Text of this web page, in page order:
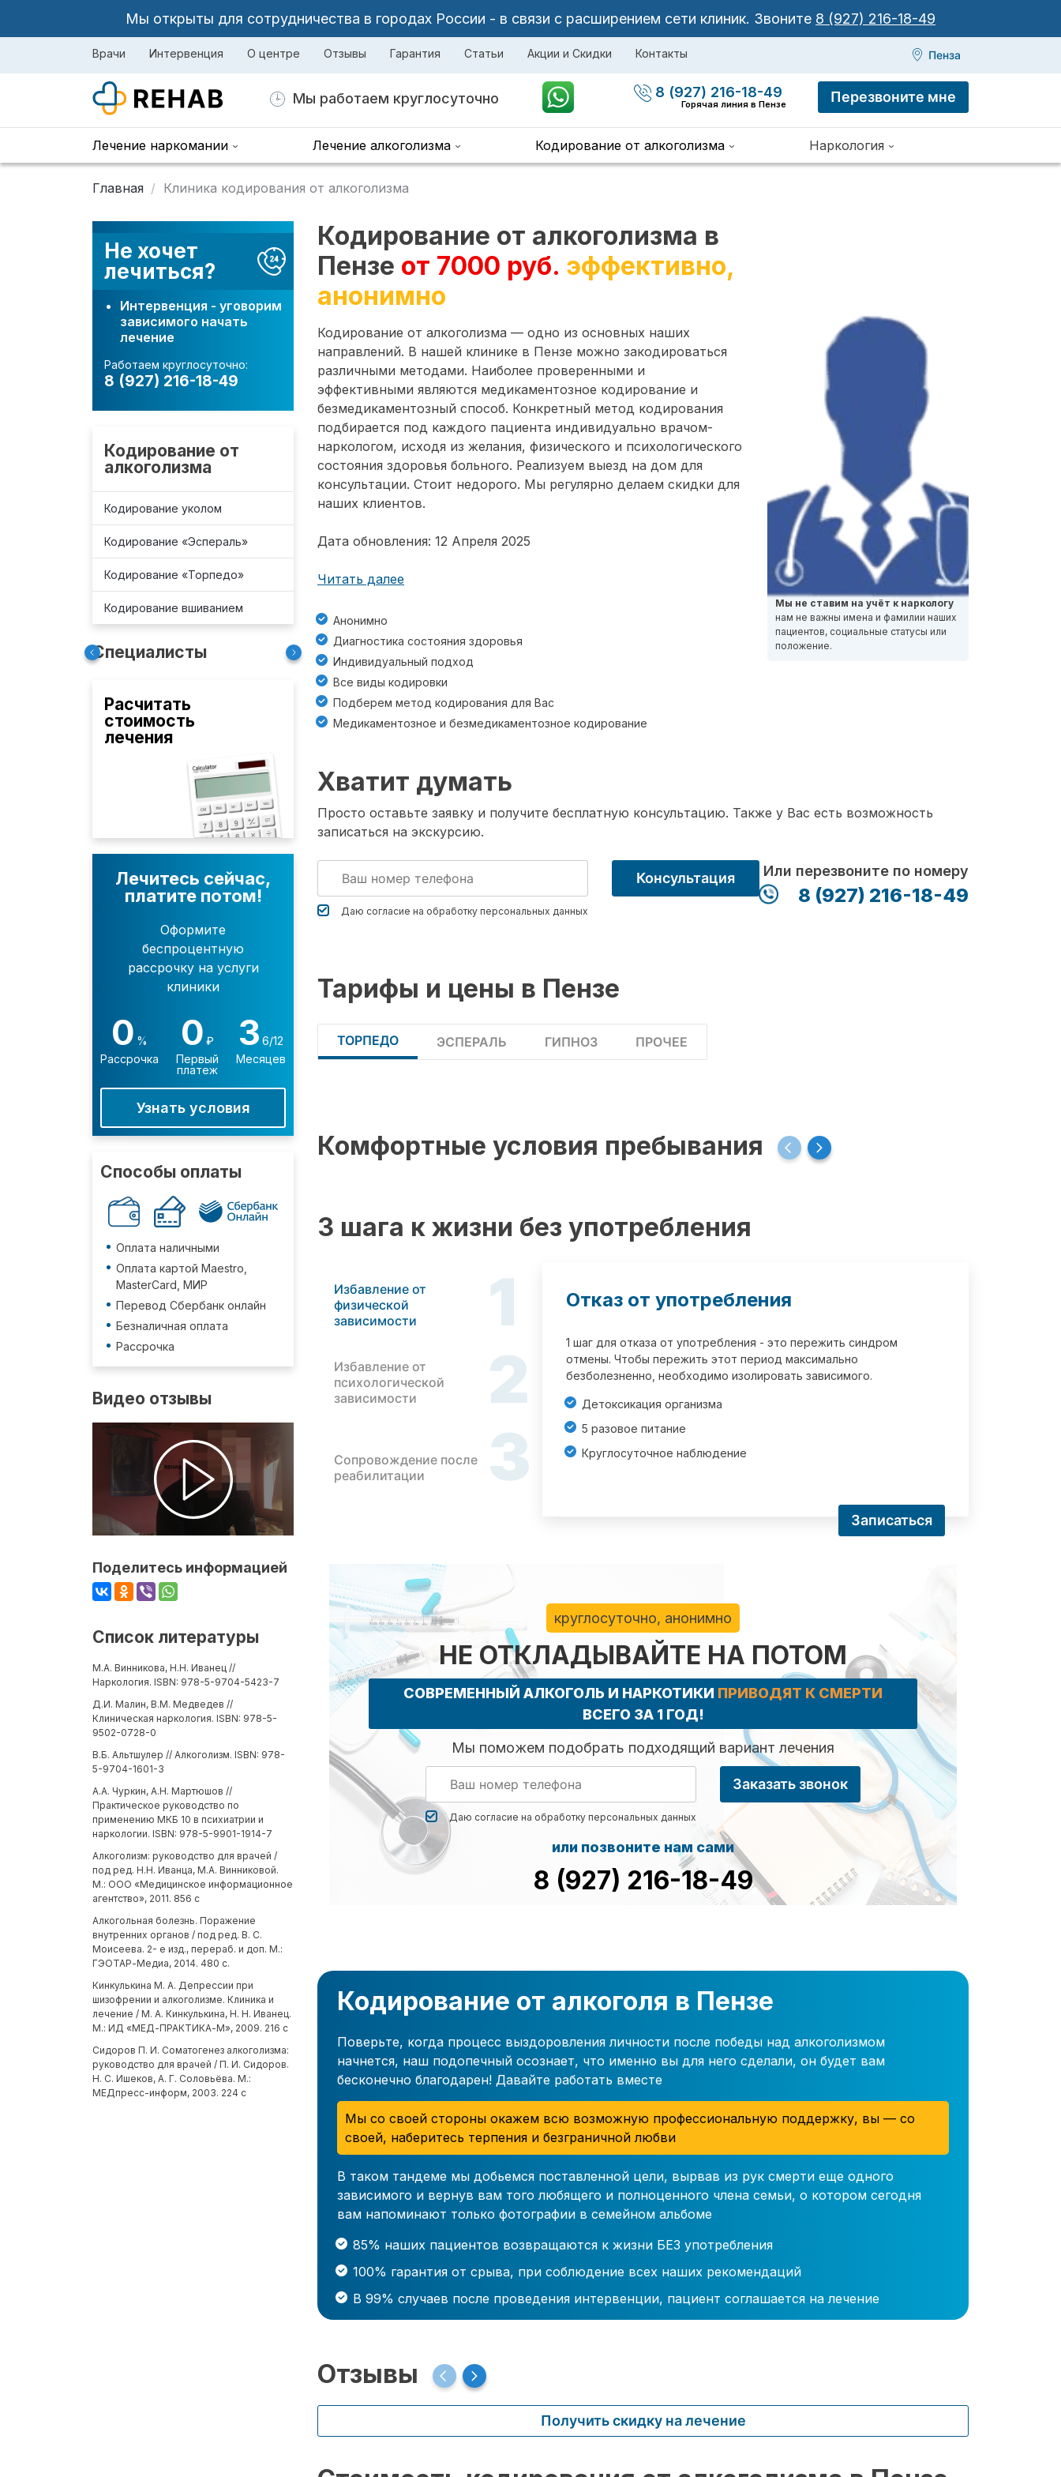
Мы открыты для сотрудничества в городах России - в связи с расширением сети клиник. Звоните 8 (927) 216-18-49
Врачи Интервенция О центре Отзывы Гарантия Статьи Акции и Скидки Контакты Пенза
Мы работаем круглосуточно 8 (927) 216-18-49
Горячая линия в Пензе Перезвоните мне
Лечение наркомании Лечение алкоголизма Кодирование от алкоголизма Наркология
Главная Клиника кодирования от алкоголизма
Не хочет
лечиться?
Интервенция - уговорим
зависимого начать
лечение
Работаем круглосуточно:
8 (927) 216-18-49
Кодирование от
алкоголизма
Кодирование уколом
Кодирование «Эспераль»
Кодирование «Торпедо»
Кодирование вшиванием
Специалисты
Расчитать
стоимость
лечения
Лечитесь сейчас,
платите потом!
Оформите
беспроцентную
рассрочку на услуги
клиники
0 %
Рассрочка
0 ₽
Первый
платеж
3 6/12
Месяцев
Узнать условия
Способы оплаты
Оплата наличными
Оплата картой Maestro,
MasterCard, МИР
Перевод Сбербанк онлайн
Безналичная оплата
Рассрочка
Видео отзывы
Поделитесь информацией
Список литературы
М.А. Винникова, Н.Н. Иванец //
Наркология. ISBN: 978-5-9704-5423-7
Д.И. Малин, В.М. Медведев //
Клиническая наркология. ISBN: 978-5-
9502-0728-0
В.Б. Альтшулер // Алкоголизм. ISBN: 978-
5-9704-1601-3
А.А. Чуркин, А.Н. Мартюшов //
Практическое руководство по
применению МКБ 10 в психиатрии и
наркологии. ISBN: 978-5-9901-1914-7
Алкоголизм: руководство для врачей /
под ред. Н.Н. Иванца, М.А. Винниковой.
М.: ООО «Медицинское информационное
агентство», 2011. 856 с
Алкогольная болезнь. Поражение
внутренних органов / под ред. В. С.
Моисеева. 2- е изд., перераб. и доп. М.:
ГЭОТАР-Медиа, 2014. 480 с.
Кинкулькина М. А. Депрессии при
шизофрении и алкоголизме. Клиника и
лечение / М. А. Кинкулькина, Н. Н. Иванец.
М.: ИД «МЕД-ПРАКТИКА-М», 2009. 216 с
Сидоров П. И. Соматогенез алкоголизма:
руководство для врачей / П. И. Сидоров.
Н. С. Ишеков, А. Г. Соловьёва. М.:
МЕДпресс-информ, 2003. 224 с
Кодирование от алкоголизма в
Пензе от 7000 руб. эффективно,
анонимно
Кодирование от алкоголизма — одно из основных наших
направлений. В нашей клинике в Пензе можно закодироваться
различными методами. Наиболее проверенными и
эффективными являются медикаментозное кодирование и
безмедикаментозный способ. Конкретный метод кодирования
подбирается под каждого пациента индивидуально врачом-
наркологом, исходя из желания, физического и психологического
состояния здоровья больного. Реализуем выезд на дом для
консультации. Стоит недорого. Мы регулярно делаем скидки для
наших клиентов.
Дата обновления: 12 Апреля 2025
Читать далее
Анонимно
Диагностика состояния здоровья
Индивидуальный подход
Все виды кодировки
Подберем метод кодирования для Вас
Медикаментозное и безмедикаментозное кодирование
Мы не ставим на учёт к наркологу
нам не важны имена и фамилии наших
пациентов, социальные статусы или
положение.
Хватит думать
Просто оставьте заявку и получите бесплатную консультацию. Также у Вас есть возможность
записаться на экскурсию.
Даю согласие на обработку персональных данных
Консультация Или перезвоните по номеру
8 (927) 216-18-49
Тарифы и цены в Пензе
ТОРПЕДО ЭСПЕРАЛЬ ГИПНОЗ ПРОЧЕЕ
Комфортные условия пребывания
3 шага к жизни без употребления
Избавление от
физической
зависимости
1
Избавление от
психологической
зависимости
2
Сопровождение после
реабилитации
3
Отказ от употребления
1 шаг для отказа от употребления - это пережить синдром
отмены. Чтобы пережить этот период максимально
безболезненно, необходимо изолировать зависимого.
Детоксикация организма
5 разовое питание
Круглосуточное наблюдение
Записаться
круглосуточно, анонимно
НЕ ОТКЛАДЫВАЙТЕ НА ПОТОМ
СОВРЕМЕННЫЙ АЛКОГОЛЬ И НАРКОТИКИ ПРИВОДЯТ К СМЕРТИ
ВСЕГО ЗА 1 ГОД!
Мы поможем подобрать подходящий вариант лечения
Даю согласие на обработку персональных данных
Заказать звонок
или позвоните нам сами
8 (927) 216-18-49
Кодирование от алкоголя в Пензе
Поверьте, когда процесс выздоровления личности после победы над алкоголизмом
начнется, наш подопечный осознает, что именно вы для него сделали, он будет вам
бесконечно благодарен! Давайте работать вместе
Мы со своей стороны окажем всю возможную профессиональную поддержку, вы — со
своей, наберитесь терпения и безграничной любви
В таком тандеме мы добьемся поставленной цели, вырвав из рук смерти еще одного
зависимого и вернув вам того любящего и полноценного члена семьи, о котором сегодня
вам напоминают только фотографии в семейном альбоме
85% наших пациентов возвращаются к жизни БЕЗ употребления
100% гарантия от срыва, при соблюдение всех наших рекомендаций
В 99% случаев после проведения интервенции, пациент соглашается на лечение
Отзывы
Получить скидку на лечение